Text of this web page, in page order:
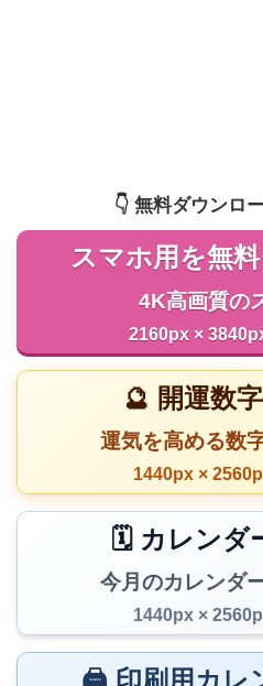
👇️ 無料ダウンロ
スマホ用を無
4K高画質の
2160px ×
🔮 開運数
運気を高める数
1440px ×
🗓️ カレンダ
今月のカレンダ
1440px ×
🖨️ 印刷用カレ